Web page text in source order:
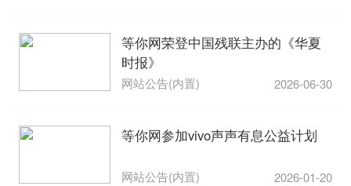
等你网荣登中国残联主办的《华夏
时报》
网站公告(内置) 2026-06-30
等你网参加vivo声声有息公益计划
网站公告(内置) 2026-01-20